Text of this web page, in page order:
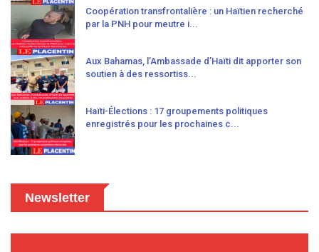
Coopération transfrontalière : un Haïtien recherché
par la PNH pour meutre i...
Aux Bahamas, l’Ambassade d’Haïti dit apporter son
soutien à des ressortiss...
Haïti-Élections : 17 groupements politiques
enregistrés pour les prochaines c...
Newsletter